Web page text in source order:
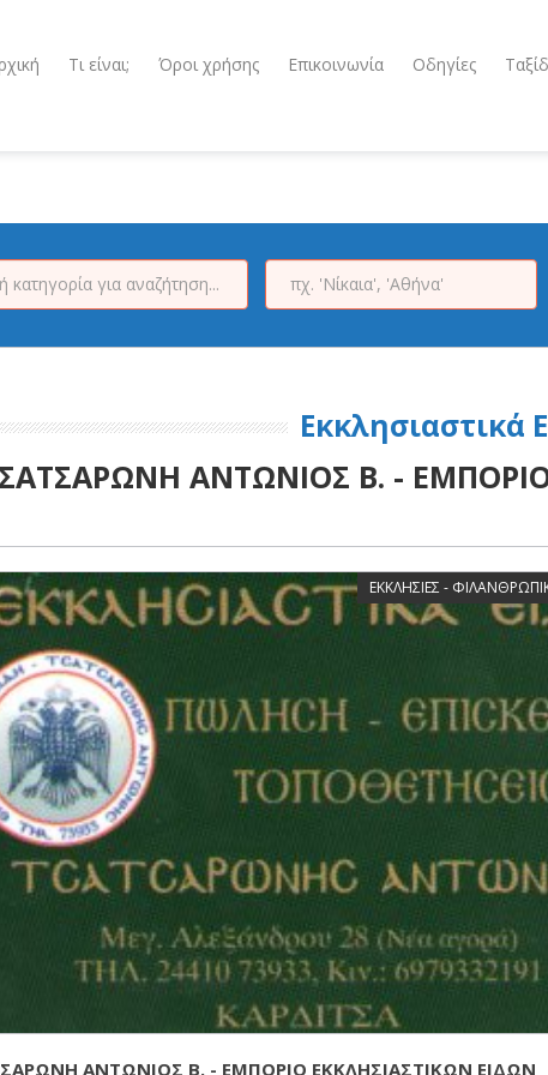
Τι είναι; Όροι χρήσης Επικοινωνία Οδηγίες
Εκκλησιαστικά
ΑΝΤΩΝΙΟΣ Β. -
ΕΚΚΛΗΣΙΕΣ -
ΑΝΤΩΝΙΟΣ Β. - ΕΜΠΟΡΙΟ ΕΚΚΛΗΣΙΑΣΤΙΚΩΝ ΕΙΔΩΝ